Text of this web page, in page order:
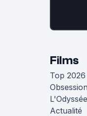
Films
Top
Obsession
L'Odyssée
Actualité